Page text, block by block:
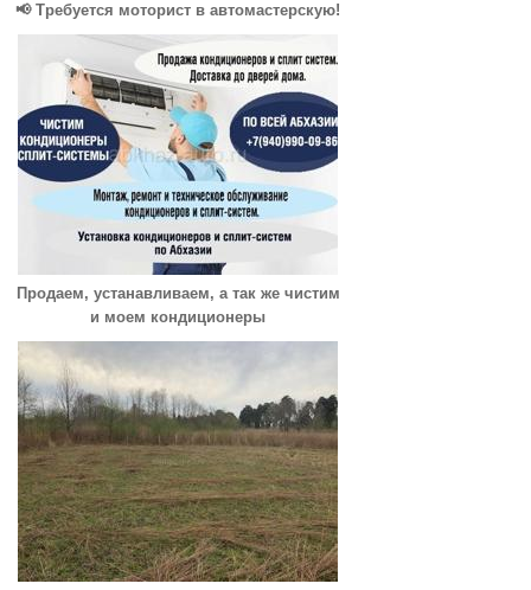
📢 Требуется моторист в автомастерскую!
Продаем, устанавливаем, а так же чистим
и моем кондиционеры